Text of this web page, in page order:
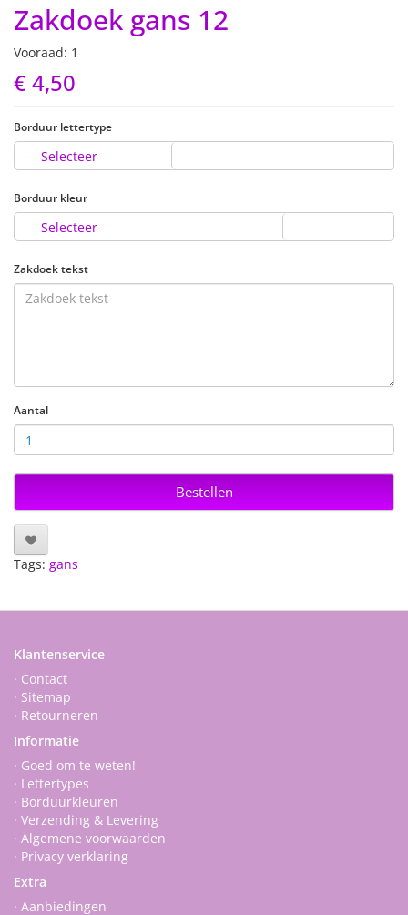
Zakdoek gans 12
Vooraad: 1
€ 4,50
Borduur lettertype
--- Selecteer ---
Borduur kleur
--- Selecteer ---
Zakdoek tekst
Aantal
Bestellen
Tags: gans
Klantenservice
· Contact
· Sitemap
· Retourneren
Informatie
· Goed om te weten!
· Lettertypes
· Borduurkleuren
· Verzending & Levering
· Algemene voorwaarden
· Privacy verklaring
Extra
· Aanbiedingen